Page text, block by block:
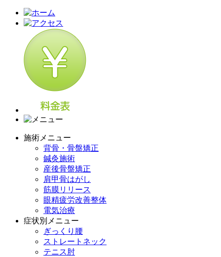
施術メニュー
背骨・骨盤矯正
鍼灸施術
産後骨盤矯正
肩甲骨はがし
筋膜リリース
眼精疲労改善整体
電気治療
症状別メニュー
ぎっくり腰
ストレートネック
テニス肘